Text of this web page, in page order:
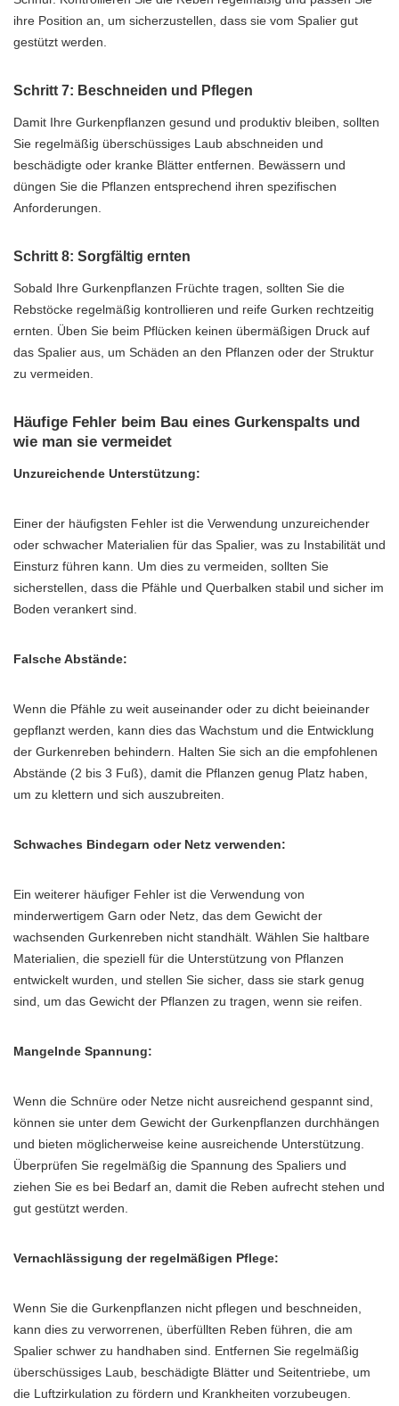
ihre Position an, um sicherzustellen, dass sie vom Spalier gut
gestützt werden.
Schritt 7: Beschneiden und Pflegen
Damit Ihre Gurkenpflanzen gesund und produktiv bleiben, sollten
Sie regelmäßig überschüssiges Laub abschneiden und
beschädigte oder kranke Blätter entfernen. Bewässern und
düngen Sie die Pflanzen entsprechend ihren spezifischen
Anforderungen.
Schritt 8: Sorgfältig ernten
Sobald Ihre Gurkenpflanzen Früchte tragen, sollten Sie die
Rebstöcke regelmäßig kontrollieren und reife Gurken rechtzeitig
ernten. Üben Sie beim Pflücken keinen übermäßigen Druck auf
das Spalier aus, um Schäden an den Pflanzen oder der Struktur
zu vermeiden.
Häufige Fehler beim Bau eines Gurkenspalts und
wie man sie vermeidet
Unzureichende Unterstützung:
Einer der häufigsten Fehler ist die Verwendung unzureichender
oder schwacher Materialien für das Spalier, was zu Instabilität und
Einsturz führen kann. Um dies zu vermeiden, sollten Sie
sicherstellen, dass die Pfähle und Querbalken stabil und sicher im
Boden verankert sind.
Falsche Abstände:
Wenn die Pfähle zu weit auseinander oder zu dicht beieinander
gepflanzt werden, kann dies das Wachstum und die Entwicklung
der Gurkenreben behindern. Halten Sie sich an die empfohlenen
Abstände (2 bis 3 Fuß), damit die Pflanzen genug Platz haben,
um zu klettern und sich auszubreiten.
Schwaches Bindegarn oder Netz verwenden:
Ein weiterer häufiger Fehler ist die Verwendung von
minderwertigem Garn oder Netz, das dem Gewicht der
wachsenden Gurkenreben nicht standhält. Wählen Sie haltbare
Materialien, die speziell für die Unterstützung von Pflanzen
entwickelt wurden, und stellen Sie sicher, dass sie stark genug
sind, um das Gewicht der Pflanzen zu tragen, wenn sie reifen.
Mangelnde Spannung:
Wenn die Schnüre oder Netze nicht ausreichend gespannt sind,
können sie unter dem Gewicht der Gurkenpflanzen durchhängen
und bieten möglicherweise keine ausreichende Unterstützung.
Überprüfen Sie regelmäßig die Spannung des Spaliers und
ziehen Sie es bei Bedarf an, damit die Reben aufrecht stehen und
gut gestützt werden.
Vernachlässigung der regelmäßigen Pflege:
Wenn Sie die Gurkenpflanzen nicht pflegen und beschneiden,
kann dies zu verworrenen, überfüllten Reben führen, die am
Spalier schwer zu handhaben sind. Entfernen Sie regelmäßig
überschüssiges Laub, beschädigte Blätter und Seitentriebe, um
die Luftzirkulation zu fördern und Krankheiten vorzubeugen.